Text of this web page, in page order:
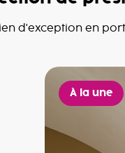
d'exception en
À la une